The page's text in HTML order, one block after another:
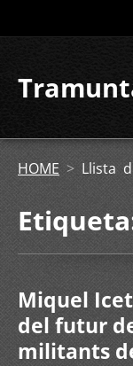
HOME > Llista
Miquel
del futur
militants